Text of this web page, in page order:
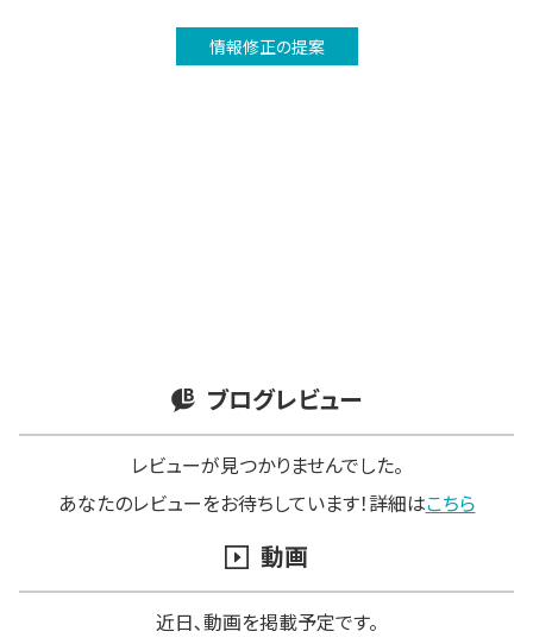
情報修正の提案
ブログレビュー
レビューが見つかりませんでした。
あなたのレビューをお待ちしています！詳細はこちら
動画
近日､動画を掲載予定です。